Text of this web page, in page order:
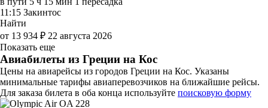
11:15 Закинтос
Найти
от 13 934 ₽ 22 августа 2026
Показать еще
Авиабилеты из Греции на Кос
Цены на авиарейсы из городов Греции на Кос. Указаны
минимальные тарифы авиаперевозчиков на ближайшие рейсы.
Для заказа билета в оба конца используйте поисковую форму